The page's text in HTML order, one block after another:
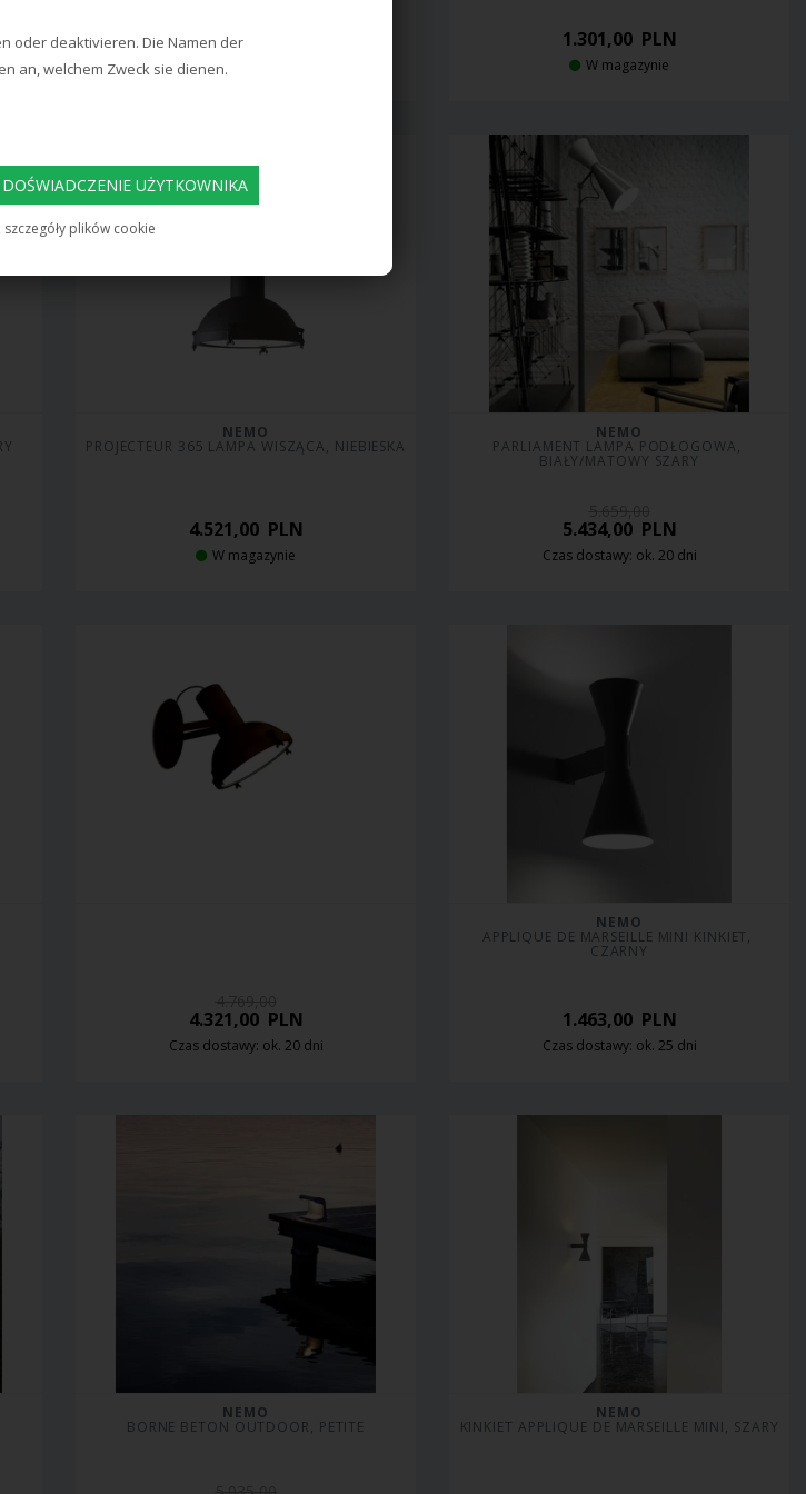
oder deaktivieren. Die Namen der
an, welchem Zweck sie dienen.
szczegóły plików cookie
1.168,00
Czas dostawy: ok. 20 dni
1.301,00PLN
W magazynie
NEMO
PROJECTEUR 365 LAMPA WISZĄCA, NIEBIESKA
4.521,00PLN
W magazynie
NEMO
PARLIAMENT LAMPA PODŁOGOWA,
BIAŁY/MATOWY SZARY
5.434,00PLN
Czas dostawy: ok. 20 dni
4.321,00PLN
Czas dostawy: ok. 20 dni
NEMO
APPLIQUE DE MARSEILLE MINI KINKIET,
CZARNY
1.463,00PLN
Czas dostawy: ok. 25 dni
NEMO
BORNE BETON OUTDOOR, PETITE
NEMO
KINKIET APPLIQUE DE MARSEILLE MINI, SZARY